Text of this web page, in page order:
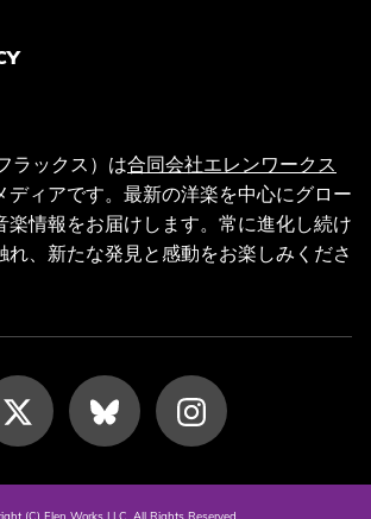
ラックス）は合同会社エレンワークス
ディアです。最新の洋楽を中心にグロー
楽情報をお届けします。常に進化し続け
れ、新たな発見と感動をお楽しみくださ
(C) Elen Works LLC. All Rights Reserved.